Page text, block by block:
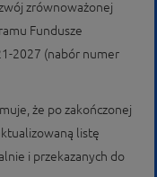
zrównoważonej
Fundusze
2027 (nabór numer
że po zakończonej
listę
i przekazanych do